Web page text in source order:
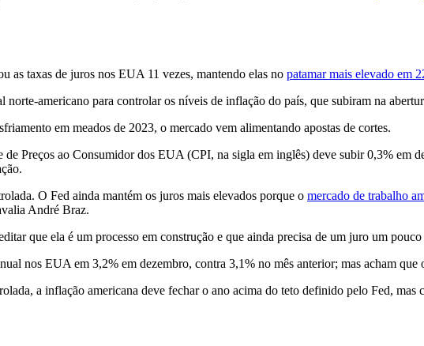
as taxas de juros nos EUA 11 vezes, mantendo elas no patamar mais elevado em
norte-americano para controlar os níveis de inflação do país, que subiram na
em meados de 2023, o mercado vem alimentando apostas de cortes.
de Preços ao Consumidor dos EUA (CPI, na sigla em inglês) deve subir 0,3% em
O Fed ainda mantém os juros mais elevados porque o mercado de trabalho
André Braz.
que ela é um processo em construção e que ainda precisa de um juro um
nos EUA em 3,2% em dezembro, contra 3,1% no mês anterior; mas acham
a inflação americana deve fechar o ano acima do teto definido pelo Fed,